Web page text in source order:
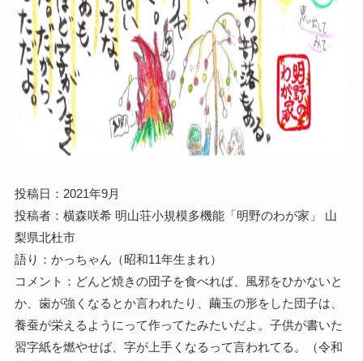
投稿日：2021年9月
投稿者：横森咲希 明山荘小規模多機能「明野のわが家」 山
梨県北杜市
語り：かっちゃん（昭和11年生まれ）
コメント：どんど焼きの団子を食べれば、風邪をひかないと
か、歯が強くなるとか言われたり、繭玉の形をした団子は、
養蚕が栄えるようにって作ってたみたいだよ。子供が書いた
習字紙を燃やせば、字が上手くなるって言われてる。（令和